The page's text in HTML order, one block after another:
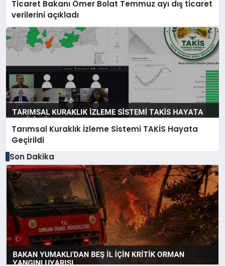
Ticaret Bakanı Ömer Bolat Temmuz ayı dış ticaret
verilerini açıkladı
Tarımsal Kuraklık İzleme Sistemi TAKİS Hayata
Geçirildi
Son Dakika